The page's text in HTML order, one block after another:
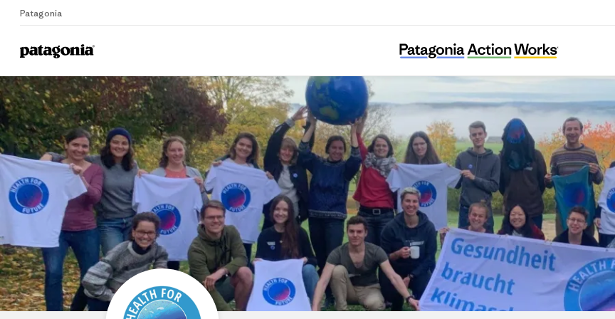
Patagonia
Home
Health For Future